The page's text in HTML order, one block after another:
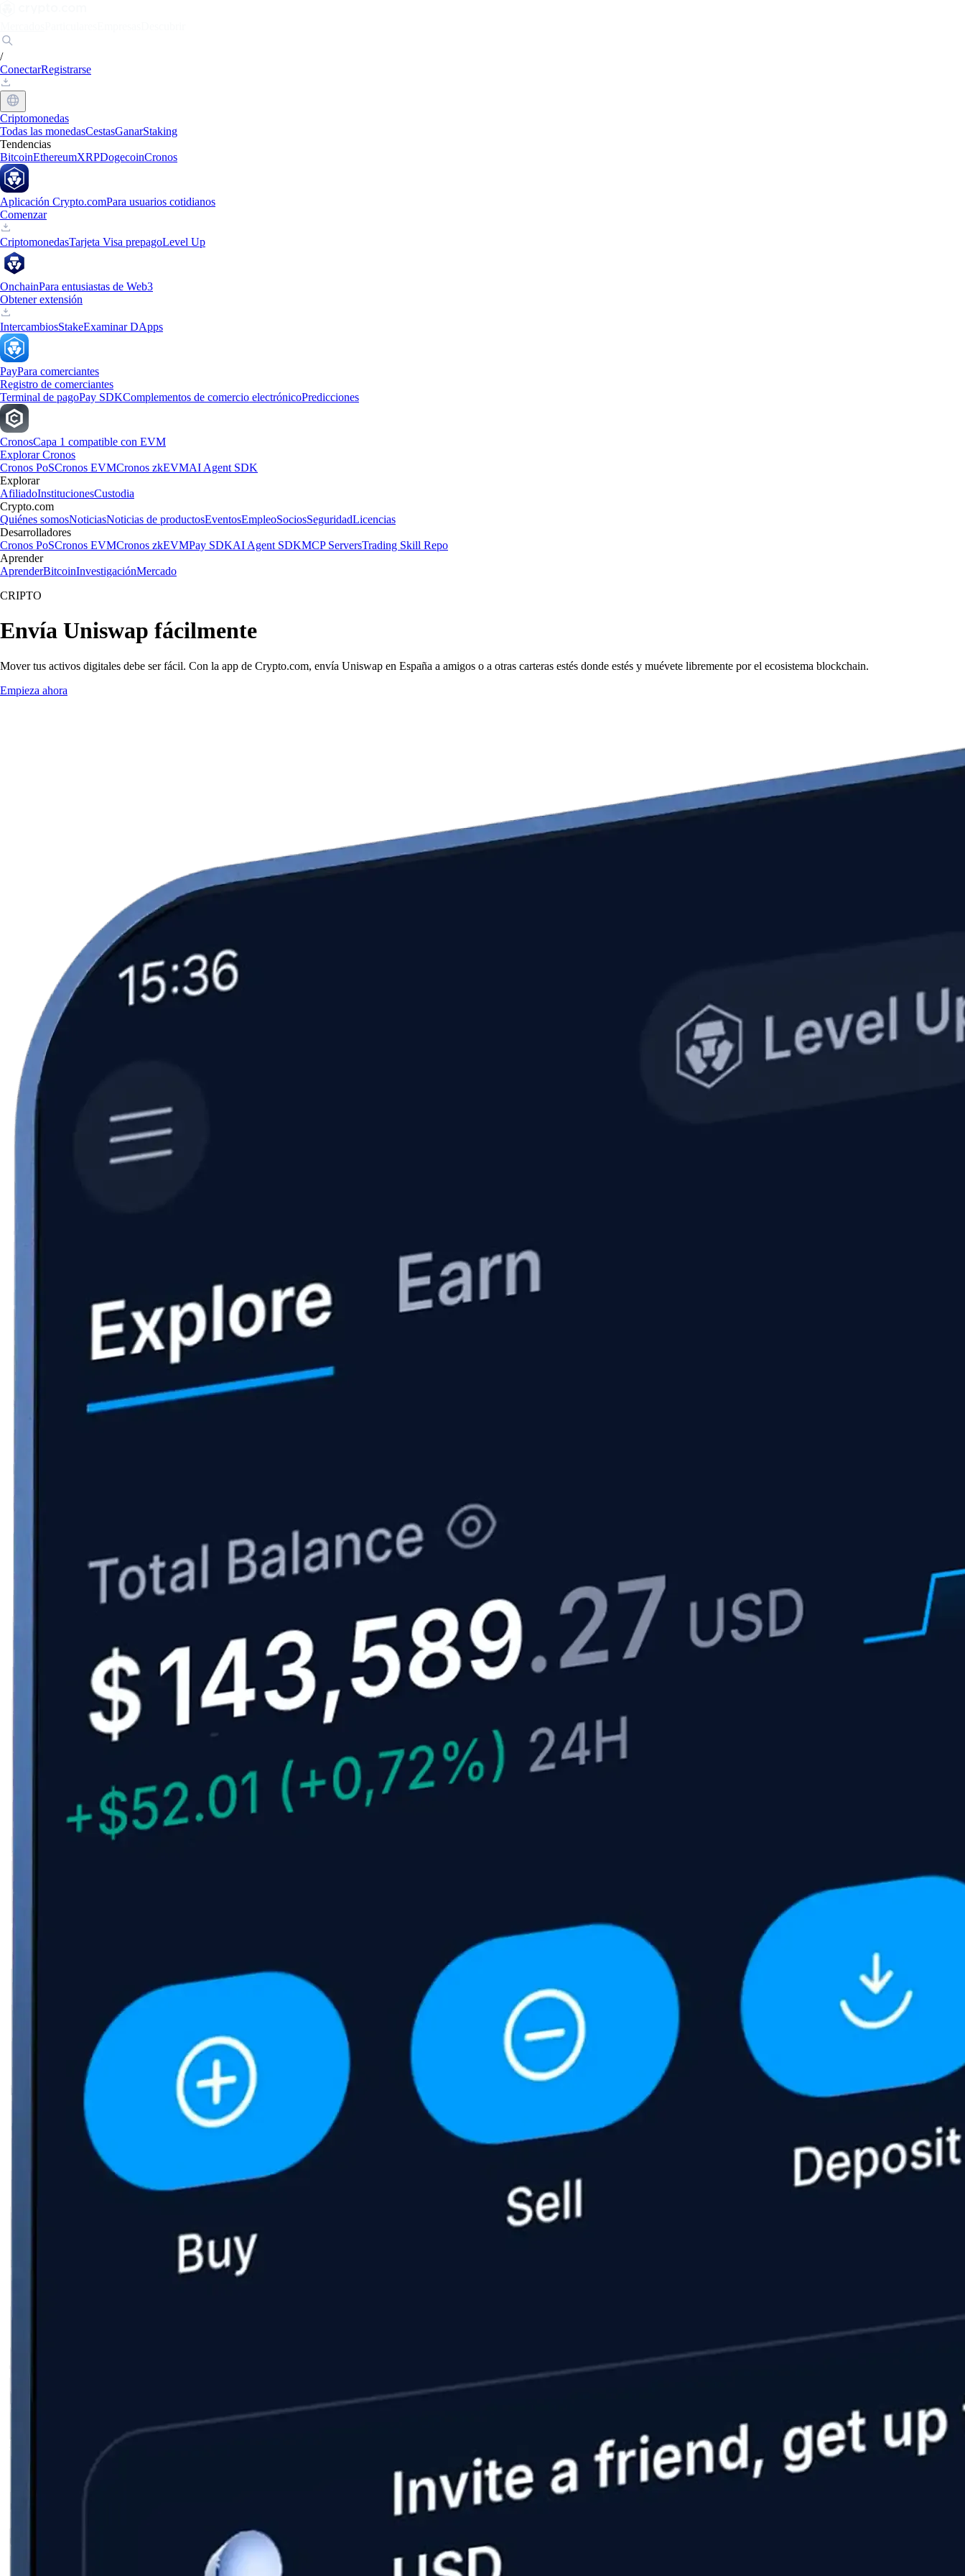
/
ConectarRegistrarse
Criptomonedas
Todas las monedasCestasGanarStaking
Tendencias
BitcoinEthereumXRPDogecoinCronos
Aplicación Crypto.comPara usuarios cotidianos
Comenzar
CriptomonedasTarjeta Visa prepagoLevel Up
OnchainPara entusiastas de Web3
Obtener extensión
IntercambiosStakeExaminar DApps
PayPara comerciantes
Registro de comerciantes
Terminal de pagoPay SDKComplementos de comercio electrónicoPredicciones
CronosCapa 1 compatible con EVM
Explorar Cronos
Cronos PoSCronos EVMCronos zkEVMAI Agent SDK
Explorar
AfiliadoInstitucionesCustodia
Crypto.com
Quiénes somosNoticiasNoticias de productosEventosEmpleoSociosSeguridadLicencias
Desarrolladores
Cronos PoSCronos EVMCronos zkEVMPay SDKAI Agent SDKMCP ServersTrading Skill Repo
Aprender
AprenderBitcoinInvestigaciónMercado
CRIPTO
Envía Uniswap fácilmente
Mover tus activos digitales debe ser fácil. Con la app de Crypto.com, envía Uniswap en España a amigos o a otras carteras estés donde estés y muévete libremente por el ecosistema blockchain.
Empieza ahora